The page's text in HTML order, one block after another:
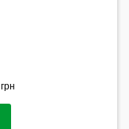
грн